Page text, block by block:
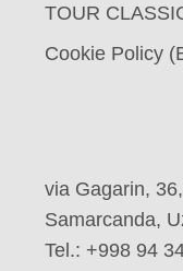
TOUR
Cookie Policy
via Gagarin,
Samarcanda,
Tel.: +998 94